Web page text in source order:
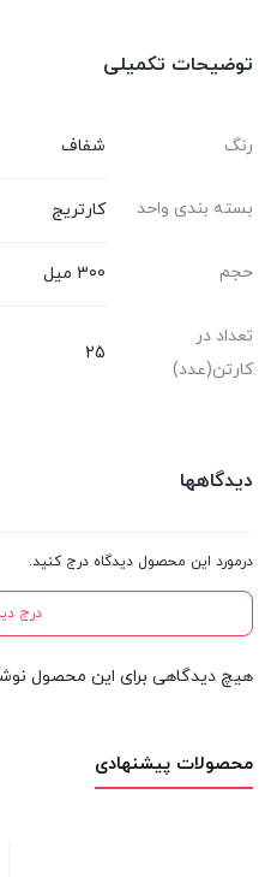
توضیحات تکمیلی
رنگ شفاف
بسته بندی واحد کارتریج
حجم 300 میل
تعداد در
کارتن(عدد)
25
دیدگاهها
درمورد این محصول دیدگاه درج کنید.
درج
هیچ دیدگاهی برای این محصول
محصولات پیشنهادی